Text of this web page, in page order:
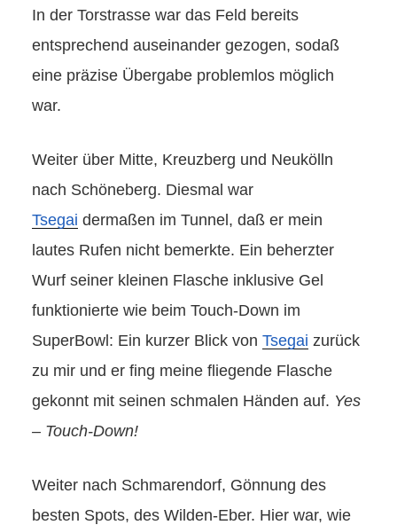
In der Torstrasse war das Feld bereits
entsprechend auseinander gezogen, sodaß
eine präzise Übergabe problemlos möglich
war.
Weiter über Mitte, Kreuzberg und Neukölln
nach Schöneberg. Diesmal war
Tsegai dermaßen im Tunnel, daß er mein
lautes Rufen nicht bemerkte. Ein beherzter
Wurf seiner kleinen Flasche inklusive Gel
funktionierte wie beim Touch-Down im
SuperBowl: Ein kurzer Blick von Tsegai zurück
zu mir und er fing meine fliegende Flasche
gekonnt mit seinen schmalen Händen auf. Yes
– Touch-Down!
Weiter nach Schmarendorf, Gönnung des
besten Spots, des Wilden-Eber. Hier war, wie